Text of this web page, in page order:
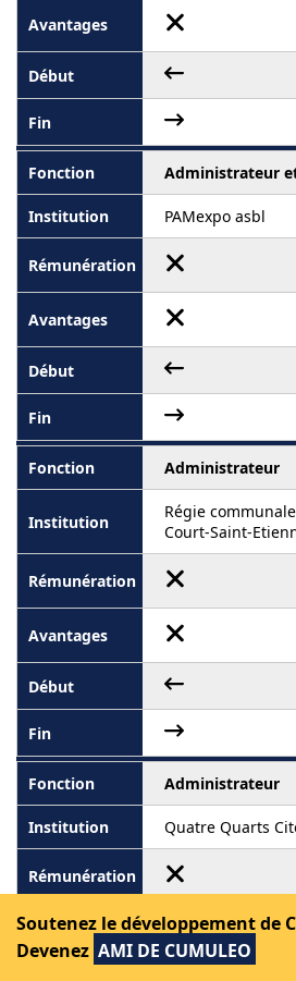
Administrateur
PAMexpo asbl
Administrateur
Régie
Court-Saint-
Administrateur
Quatre Quarts
Soutenez le développement de
Devenez AMI DE CUMULEO